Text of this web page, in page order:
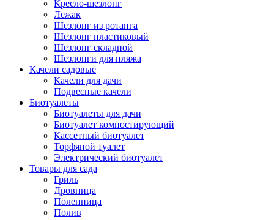
Кресло-шезлонг
Лежак
Шезлонг из ротанга
Шезлонг пластиковый
Шезлонг складной
Шезлонги для пляжа
Качели садовые
Качели для дачи
Подвесные качели
Биотуалеты
Биотуалеты для дачи
Биотуалет компостирующий
Кассетный биотуалет
Торфяной туалет
Электрический биотуалет
Товары для сада
Гриль
Дровница
Поленница
Полив